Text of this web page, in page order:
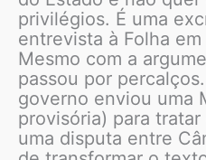
privilégios. É uma
entrevista à Folha em
Mesmo com a
passou por
governo enviou uma
provisória) para
uma disputa entre